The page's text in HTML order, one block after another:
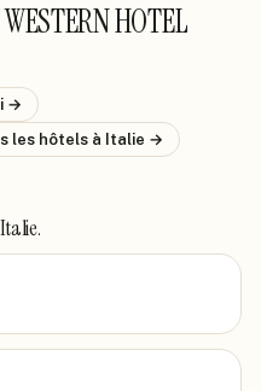
HOTEL
→
les hôtels à Italie →
.